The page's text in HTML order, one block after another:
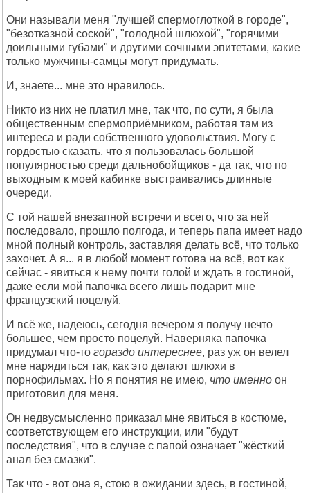
Они называли меня "лучшей спермоглоткой в городе",
"безотказной соской", "голодной шлюхой", "горячими
доильными губами" и другими сочными эпитетами, какие
только мужчины-самцы могут придумать.
И, знаете... мне это нравилось.
Никто из них не платил мне, так что, по сути, я была
общественным спермоприёмником, работая там из
интереса и ради собственного удовольствия. Могу с
гордостью сказать, что я пользовалась большой
популярностью среди дальнобойщиков - да так, что по
выходным к моей кабинке выстраивались длинные
очереди.
С той нашей внезапной встречи и всего, что за ней
последовало, прошло полгода, и теперь папа имеет надо
мной полный контроль, заставляя делать всё, что только
захочет. А я... я в любой момент готова на всё, вот как
сейчас - явиться к нему почти голой и ждать в гостиной,
даже если мой папочка всего лишь подарит мне
французский поцелуй.
И всё же, надеюсь, сегодня вечером я получу нечто
большее, чем просто поцелуй. Наверняка папочка
придумал что-то гораздо интереснее, раз уж он велел
мне нарядиться так, как это делают шлюхи в
порнофильмах. Но я понятия не имею, что именно он
приготовил для меня.
Он недвусмысленно приказал мне явиться в костюме,
соответствующем его инструкции, или "будут
последствия", что в случае с папой означает "жёсткий
анал без смазки".
Так что - вот она я, стою в ожидании здесь, в гостиной,